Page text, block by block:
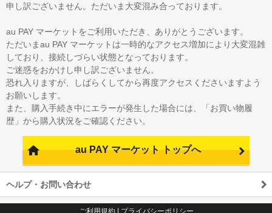
申し訳ございません。ただいま大変混み合っております。
au PAY マーケットをご利用いただき、ありがとうございます。
ただいまau PAY マーケットは一時的なアクセス増加により大変混雑
しており、接続しづらい状態となっております。
ご迷惑をおかけし申し訳ございません。
恐れ入りますが、しばらくしてから再度アクセスくださいますよう
お願いします。
また、購入手続き中にエラーが発生した場合には、「お買い物履
歴」から購入状況をご確認ください。
au PAY マーケット トップへ
ヘルプ・お問い合わせ
ご利用規約| プライバシーポリシー